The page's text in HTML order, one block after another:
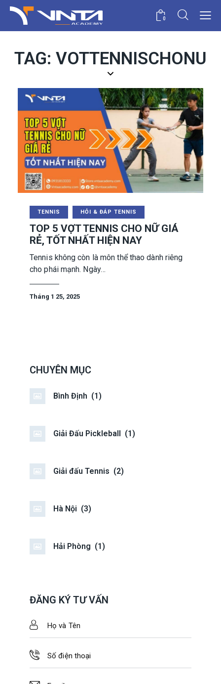
0
TAG: VOTTENNISCHONU
TENNIS HỎI & ĐÁP TENNIS
TOP 5 VỢT TENNIS CHO NỮ GIÁ
RẺ, TỐT NHẤT HIỆN NAY
Tennis không còn là môn thể thao dành riêng
cho phái mạnh. Ngày…
Tháng 1 25, 2025
CHUYÊN MỤC
Bình Định (1)
Giải Đấu Pickleball (1)
Giải đấu Tennis (2)
Hà Nội (3)
Hải Phòng (1)
ĐĂNG KÝ TƯ VẤN